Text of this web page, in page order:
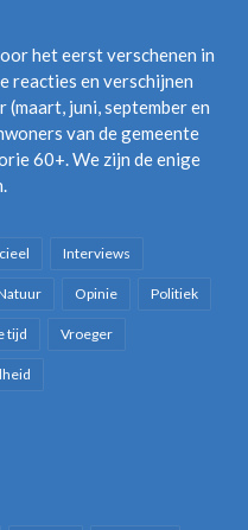
het eerst verschenen in
reacties en verschijnen
juni, september en
van de gemeente
60+. We zijn de enige
Interviews
Opinie Politiek
tijd Vroeger